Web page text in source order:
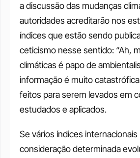
a discussão das mudanças
autoridades acreditarão nos
índices que estão sendo
ceticismo nesse sentido: “Ah,
climáticas é papo de
informação é muito
feitos para serem levados em
estudados e aplicados.
Se vários índices internacionais
consideração determinada